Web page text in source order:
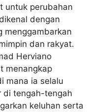
untuk perubahan
dengan
menggambarkan
dan rakyat.
Herviano
menangkap
mana ia selalu
di tengah-tengah
keluhan serta